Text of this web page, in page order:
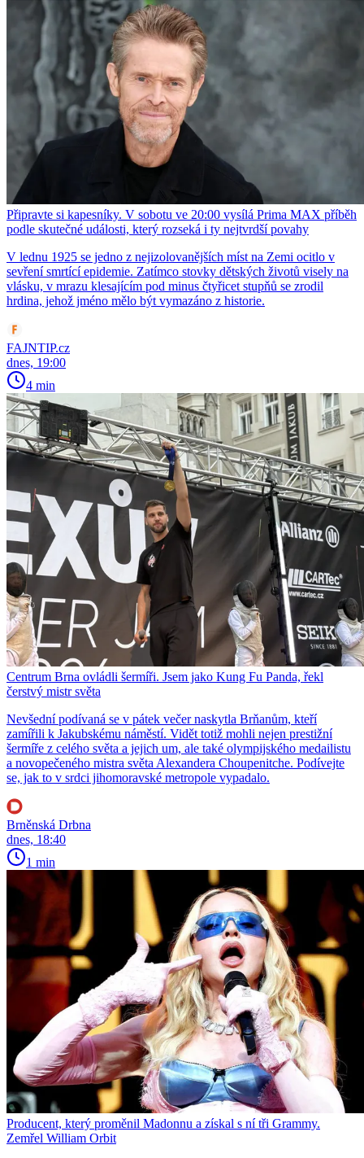
Připravte si kapesníky. V sobotu ve 20:00 vysílá Prima MAX příběh
podle skutečné události, který rozseká i ty nejtvrdší povahy
V lednu 1925 se jedno z nejizolovanějších míst na Zemi ocitlo v
sevření smrtící epidemie. Zatímco stovky dětských životů visely na
vlásku, v mrazu klesajícím pod minus čtyřicet stupňů se zrodil
hrdina, jehož jméno mělo být vymazáno z historie.
FAJNTIP.cz
dnes, 19:00
4 min
Centrum Brna ovládli šermíři. Jsem jako Kung Fu Panda, řekl
čerstvý mistr světa
Nevšední podívaná se v pátek večer naskytla Brňanům, kteří
zamířili k Jakubskému náměstí. Vidět totiž mohli nejen prestižní
šermíře z celého světa a jejich um, ale také olympijského medailistu
a novopečeného mistra světa Alexandera Choupenitche. Podívejte
se, jak to v srdci jihomoravské metropole vypadalo.
Brněnská Drbna
dnes, 18:40
1 min
Producent, který proměnil Madonnu a získal s ní tři Grammy.
Zemřel William Orbit